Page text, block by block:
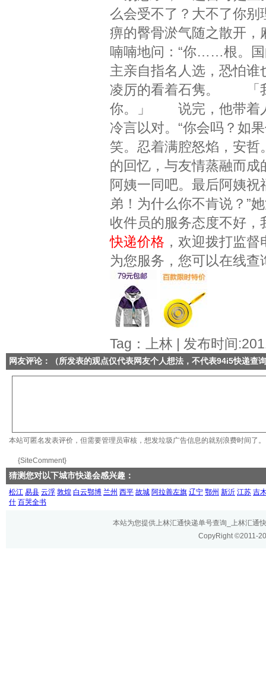
么会受不了？大不了你
痹的臀骨淤气随之散开
喃喃地问：“你……根。国
主亲自指名人选，恐怕
凌厉的看着石隽。 「我
你。」 说完，他带着
冷言以对。“你会吗？如
笑。忍着满腔怒焰，安
的回忆，与友情蒸融而
阿姨一同吧。最后阿姨
弟！为什么你不肯说？”
收件员的服务态度不好
快递价格 ，欢迎拨打监
为您服务，您可以在线
Tag：上林 | 发布时间
网友评论：（所发表的观点仅代表网友个人想法，不代表94i5快递查
本站可匿名发表评价，但需要管理员审核，想发垃圾广告信息的就别浪费时间了。
{SiteComment}
猜测您对以下城市快递会感兴趣：
松江 易县 云浮 敦煌 白云鄂博 兰州 西平 故城 阿拉善左旗 辽宁 鄂州 新沂 江苏 吉
什 百哭全书
本站为您提供上林汇通快递单号查询_上林汇通
CopyRight ©2011-